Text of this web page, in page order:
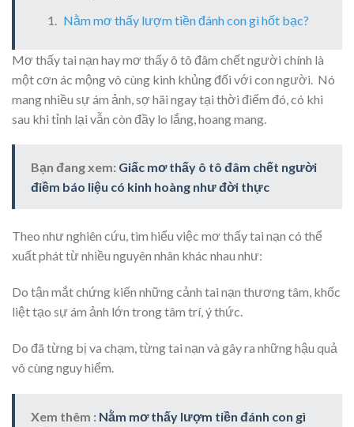
Nằm mơ thấy lượm tiền đánh con gì hốt bạc?
Mơ thấy tai nạn hay mơ thấy ô tô đâm chết người chính là
một cơn ác mộng vô cùng kinh khủng đối với con người. Nó
mang nhiều sự ám ảnh, sợ hãi ngay tại thời điểm đó, có khi
sau khi tỉnh lại vẫn còn đầy lo lắng, hoang mang.
Bạn đang xem: Giấc mơ thấy ô tô đâm chết người
điềm báo liệu có kinh hoàng như đời thực
Theo như nghiên cứu, tìm hiểu việc mơ thấy tai nạn có thể
xuất phát từ nhiều nguyên nhân khác nhau như:
Do tận mắt chứng kiến những cảnh tai nạn thương tâm, khốc
liệt tạo sự ám ảnh lớn trong tâm trí, ý thức.
Do đã từng bị va chạm, từng tai nạn và gây ra những hậu quả
vô cùng nguy hiểm.
Xem thêm : Nằm mơ thấy lượm tiền đánh con gì